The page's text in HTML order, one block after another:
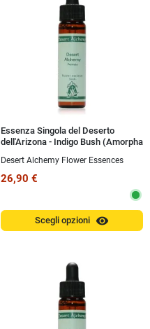
Essenza Singola del Deserto
dell'Arizona - Indigo Bush (Amorpha
Desert Alchemy Flower Essences
26,90 €
Scegli opzioni visibility